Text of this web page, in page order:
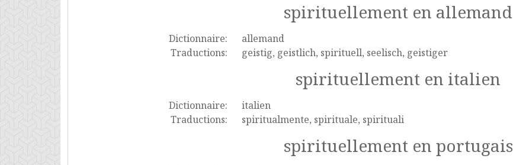
spirituellement en allemand
Dictionnaire:
allemand
Traductions:
geistig, geistlich, spirituell, seelisch, geistiger
spirituellement en italien
Dictionnaire:
italien
Traductions:
spiritualmente, spirituale, spirituali
spirituellement en portugais